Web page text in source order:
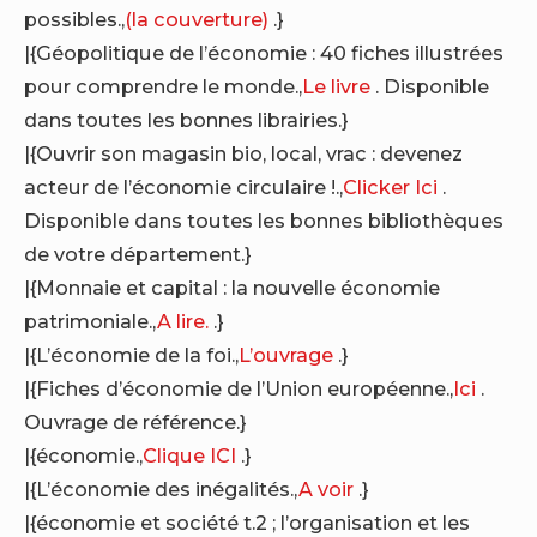
possibles.,(la couverture) .}
|{Géopolitique de l’économie : 40 fiches illustrées
pour comprendre le monde.,Le livre . Disponible
dans toutes les bonnes librairies.}
|{Ouvrir son magasin bio, local, vrac : devenez
acteur de l’économie circulaire !.,Clicker Ici .
Disponible dans toutes les bonnes bibliothèques
de votre département.}
|{Monnaie et capital : la nouvelle économie
patrimoniale.,A lire. .}
|{L’économie de la foi.,L’ouvrage .}
|{Fiches d’économie de l’Union européenne.,Ici .
Ouvrage de référence.}
|{économie.,Clique ICI .}
|{L’économie des inégalités.,A voir .}
|{économie et société t.2 ; l’organisation et les